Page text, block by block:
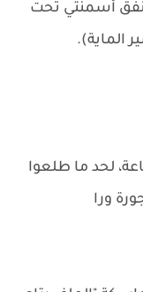
نفق أسمنتي تحت
الماية).
لحد ما طلعوا
ورا